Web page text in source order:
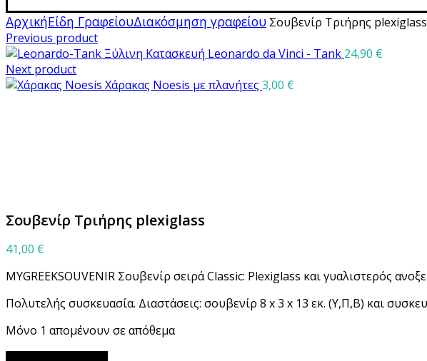
ΑρχικήΕίδη ΓραφείουΔιακόσμηση γραφείου Σουβενίρ Τριήρης plexiglass
Previous product
Ξύλινη Κατασκευή Leonardo da Vinci - Tank 24,90 €
Next product
Χάρακας Noesis με πλανήτες 3,00 €
Σουβενίρ Τριήρης plexiglass
41,00 €
MYGREEKSOUVENIR Σουβενίρ σειρά Classic: Plexiglass και γυαλιστερός
Πολυτελής συσκευασία. Διαστάσεις: σουβενίρ 8 x 3 x 13 εκ. (Υ,Π,Β) και
Μόνο 1 απομένουν σε απόθεμα